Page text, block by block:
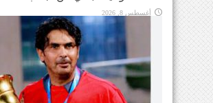
أغسطس 8, 2026